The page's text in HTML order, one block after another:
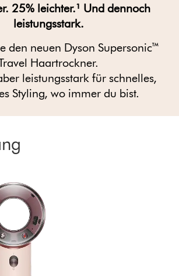
25% leichter.¹ Und dennoch
leistungsstark.
den neuen Dyson Supersonic™
Haartrockner.
leistungsstark für schnelles,
Styling, wo immer du bist.